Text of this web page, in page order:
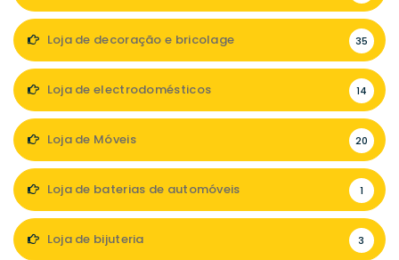
Loja de decoração e bricolage 35
Loja de electrodomésticos 14
Loja de Móveis 20
Loja de baterias de automóveis 1
Loja de bijuteria 3